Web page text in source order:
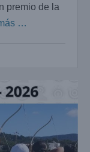
premio de la
…